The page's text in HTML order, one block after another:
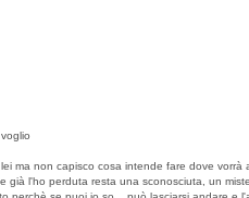
non capisco cosa intende fare dove vorrà
l'ho perduta resta una sconosciuta, un